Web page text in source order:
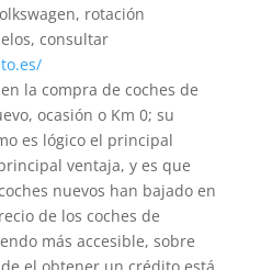
rotación
consultar
la compra de coches de
ocasión o Km 0; su
es lógico el principal
ventaja, y es que
nuevos han bajado en
de los coches de
más accesible, sobre